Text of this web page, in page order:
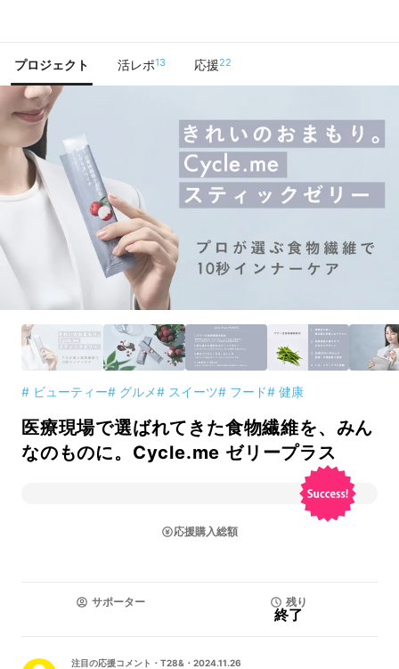
プロジェクト 活レポ13 応援22
# ビューティー# グルメ# スイーツ# フード# 健康
医療現場で選ばれてきた食物繊維を、みん
なのものに。Cycle.me ゼリープラス
応援購入総額
サポーター 残り
終了
注目の応援コメント ・ T28& ・ 2024.11.26